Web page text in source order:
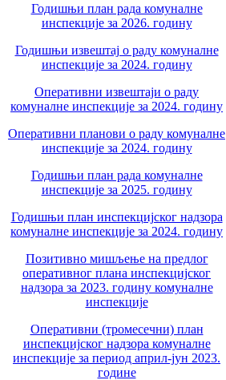
Годишњи план рада комуналне
инспекције за 2026. годину
Годишњи извештај о раду комуналне
инспекције за 2024. годину
Оперативни извештаји о раду
комуналне инспекције за 2024. годину
Оперативни планови о раду комуналне
инспекције за 2024. годину
Годишњи план рада комуналне
инспекције за 2025. годину
Годишњи план инспекцијског надзора
комуналне инспекције за 2024. годину
Позитивно мишљење на предлог
оперативног плана инспекцијског
надзора за 2023. годину комуналне
инспекције
Оперативни (тромесечни) план
инспекцијског надзора комуналне
инспекције за период април-јун 2023.
године